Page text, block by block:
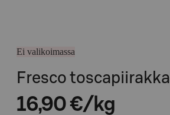
Ei valikoimassa
Fresco toscapiirakka
16,90 €/kg